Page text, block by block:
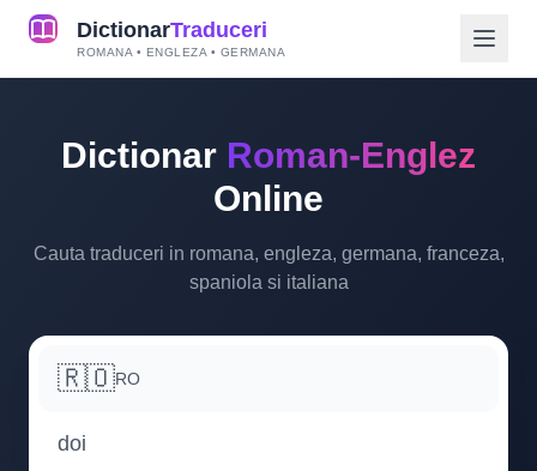
DictionarTraduceri
ROMANA • ENGLEZA • GERMANA
Dictionar Roman-Englez
Online
Cauta traduceri in romana, engleza, germana, franceza,
spaniola si italiana
🇷🇴RO